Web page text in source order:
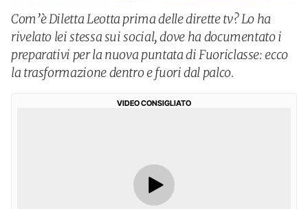
Com’è Diletta Leotta prima delle dirette tv? Lo ha
rivelato lei stessa sui social, dove ha documentato i
preparativi per la nuova puntata di Fuoriclasse: ecco
la trasformazione dentro e fuori dal palco.
VIDEO CONSIGLIATO